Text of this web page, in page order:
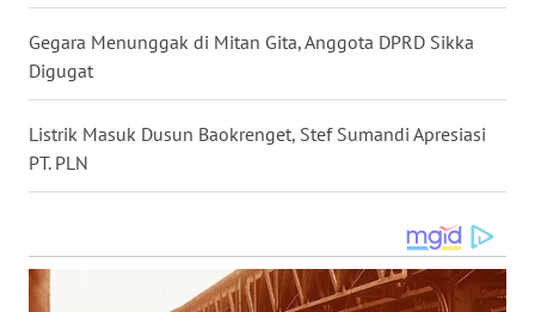
Gegara Menunggak di Mitan Gita, Anggota DPRD Sikka
Digugat
Listrik Masuk Dusun Baokrenget, Stef Sumandi Apresiasi
PT. PLN
WN
MALUKU
WN
MALUT
DAIRI